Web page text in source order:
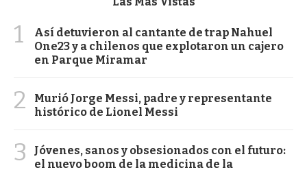
1
Así detuvieron al cantante de trap Nahuel
One23 y a chilenos que explotaron un cajero
en Parque Miramar
2
Murió Jorge Messi, padre y representante
histórico de Lionel Messi
3
Jóvenes, sanos y obsesionados con el futuro:
el nuevo boom de la medicina de la